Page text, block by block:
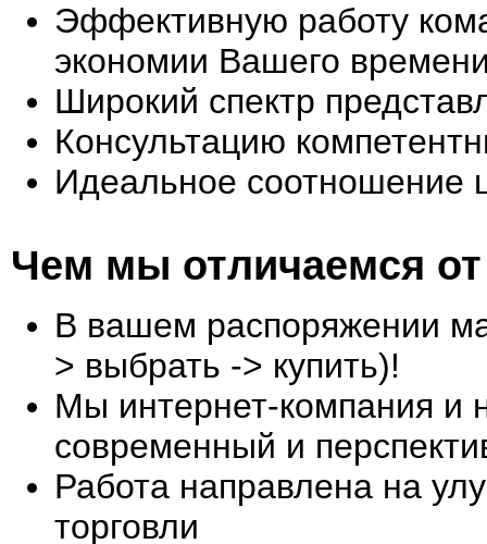
Эффективную работу
экономии Вашего
Широкий спектр
Консультацию
Идеальное соотношение
Чем мы отличаемся от
В вашем распоряжении
> выбрать -> купить)!
Мы интернет-компания и
современный и
Работа направлена на
торговли